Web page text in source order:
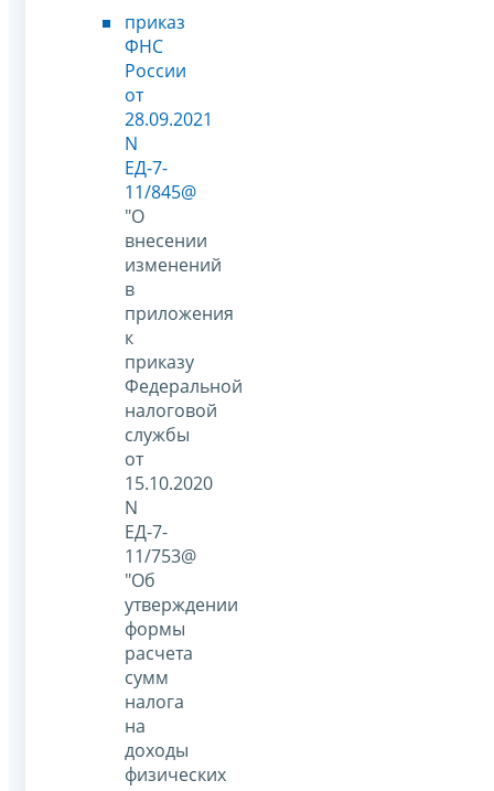
приказ
ФНС
России
от
28.09.2021
N
ЕД-7-
11/845@
"О
внесении
изменений
в
приложения
к
приказу
Федеральной
налоговой
службы
от
15.10.2020
N
ЕД-7-
11/753@
"Об
утверждении
формы
расчета
сумм
налога
на
доходы
физических